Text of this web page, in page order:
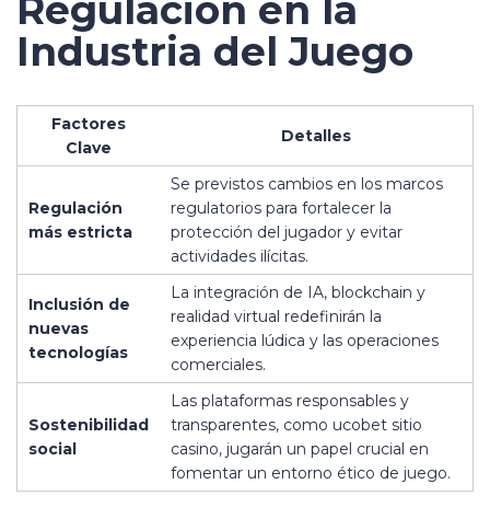
Regulación en la
Industria del Juego
Factores
Clave
Detalles
Regulación
más estricta
Se previstos cambios en los marcos
regulatorios para fortalecer la
protección del jugador y evitar
actividades ilícitas.
Inclusión de
nuevas
tecnologías
La integración de IA, blockchain y
realidad virtual redefinirán la
experiencia lúdica y las operaciones
comerciales.
Sostenibilidad
social
Las plataformas responsables y
transparentes, como ucobet sitio
casino, jugarán un papel crucial en
fomentar un entorno ético de juego.